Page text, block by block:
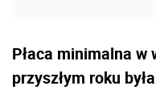
Płaca minimalna w
przyszłym roku